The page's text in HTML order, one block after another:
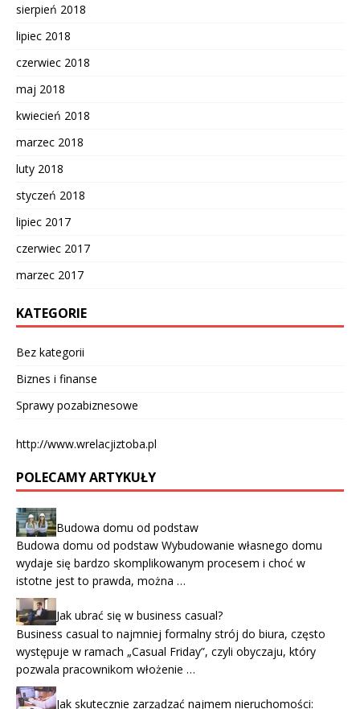
sierpień 2018
lipiec 2018
czerwiec 2018
maj 2018
kwiecień 2018
marzec 2018
luty 2018
styczeń 2018
lipiec 2017
czerwiec 2017
marzec 2017
KATEGORIE
Bez kategorii
Biznes i finanse
Sprawy pozabiznesowe
http://www.wrelacjiztoba.pl
POLECAMY ARTYKUŁY
Budowa domu od podstaw
Budowa domu od podstaw Wybudowanie własnego domu
wydaje się bardzo skomplikowanym procesem i choć w
istotne jest to prawda, można …
Jak ubrać się w business casual?
Business casual to najmniej formalny strój do biura, często
występuje w ramach „Casual Friday”, czyli obyczaju, który
pozwala pracownikom włożenie …
Jak skutecznie zarządzać najmem nieruchomości: